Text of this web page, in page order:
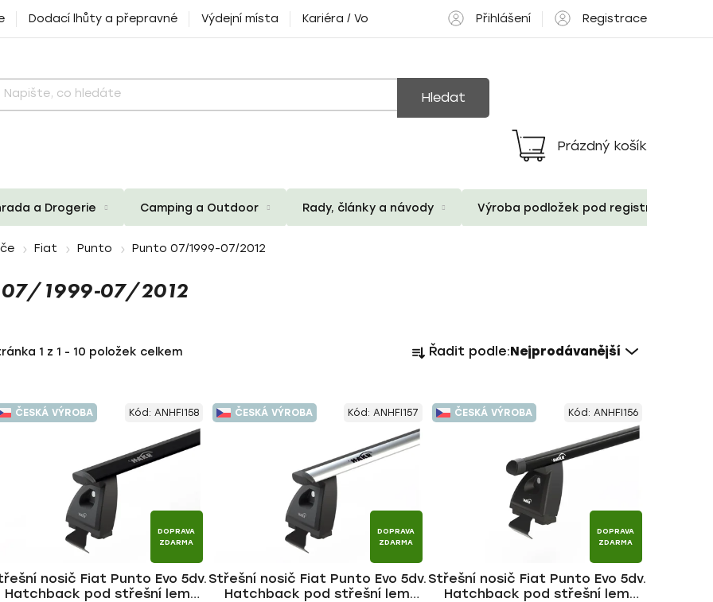
Dodací lhůty a přepravné Výdejní místa Kariéra / Volné pozice Přihlášení Registrace
Hledat
Nákupní
košík
Prázdný košík
a Drogerie Camping a Outdoor Rady, články a návody Výroba podložek pod registrační
Fiat Punto Punto 07/1999-07/2012
07/1999-07/2012
1 z 1 - 10 položek celkem
a
n
í
o
d
u
k
t
Řadit podle:Nejprodávanější
ČESKÁ VÝROBA
DOPRAVA
ZDARMA
nosič Fiat Punto Evo 5dv.
Hatchback pod střešní lem
Kód: ANHFI158 ČESKÁ VÝROBA
DOPRAVA
ZDARMA
Střešní nosič Fiat Punto Evo 5dv.
Hatchback pod střešní lem
Kód: ANHFI157 ČESKÁ VÝROBA
DOPRAVA
ZDARMA
Střešní nosič Fiat Punto Evo 5dv.
Hatchback pod střešní lem
Kód: ANHFI156